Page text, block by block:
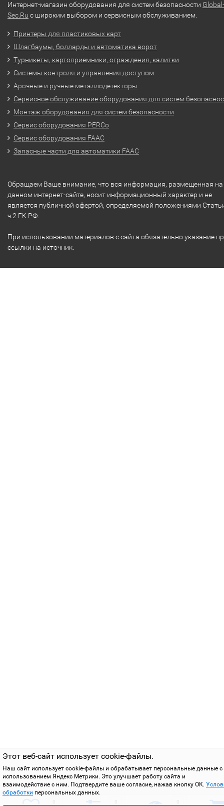
Этот веб-сайт использует cookie-файлы.
Наш сайт использует cookie-файлы и обрабатывает персональные данные с
использованием Яндекс Метрики. Это улучшает работу сайта и
взаимодействие с ним. Подтвердите ваше согласие, нажав кнопку ОК.
обработки персональных данных.
Интернет-магазин оборудования для систем безопасности Global-
Sec.Ru с широким выбором и сервисным обслуживанием.
Принтеры для пластиковых карт
Шлагбаумы, болларды и автоматика ворот
Турникеты, картоприемники, ограждения, калитки
Системы контроля и управления доступом
Арочные и ручные металлодетекторы
Сервисное обслуживание оборудования для систем
Монтаж оборудования для систем безопасности
Сервис оборудования PERCo
Сервис оборудования FAAC
Запасные части для автоматики FAAC
Обращаем Ваше внимание, что вся информация, размещенная на
данном интернет-сайте, носит информационный характер и не
является публичной офертой, определяемой положениями
ч.2 ГК РФ.
При использовании материалов с сайта обязательно указание
ссылки на источник.